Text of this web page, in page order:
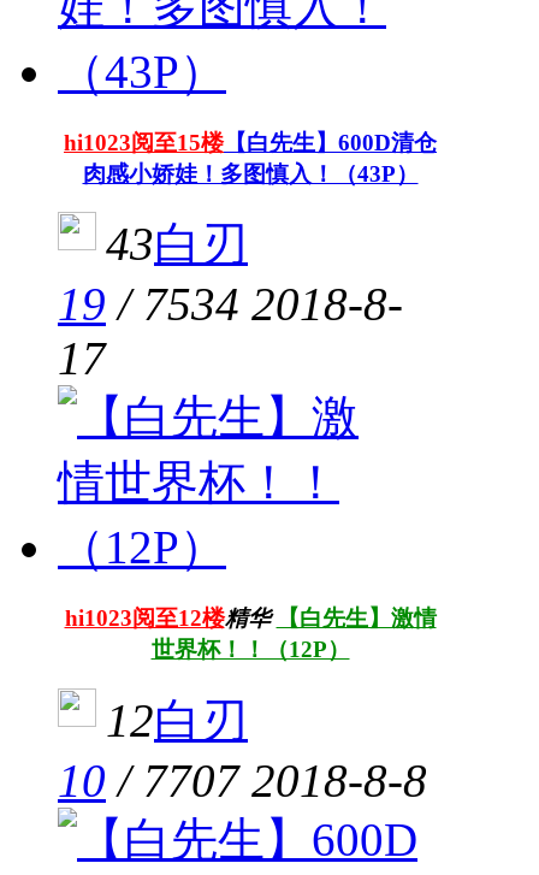
hi1023阅至15楼【白先生】600D清仓
肉感小娇娃！多图慎入！（43P）
43白刃
19 / 7534 2018-8-
17
hi1023阅至12楼精华
【白先生】激情
世界杯！！（12P）
12白刃
10 / 7707 2018-8-8